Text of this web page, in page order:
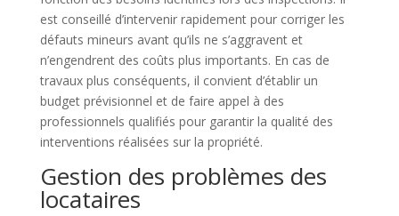
est conseillé d’intervenir rapidement pour corriger les
défauts mineurs avant qu’ils ne s’aggravent et
n’engendrent des coûts plus importants. En cas de
travaux plus conséquents, il convient d’établir un
budget prévisionnel et de faire appel à des
professionnels qualifiés pour garantir la qualité des
interventions réalisées sur la propriété.
Gestion des problèmes des
locataires